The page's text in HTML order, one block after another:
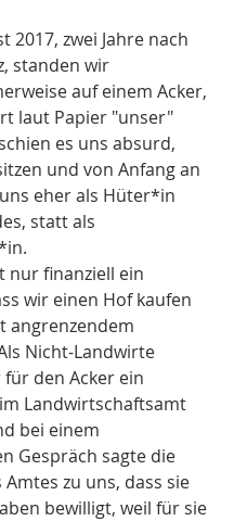
2017, zwei Jahre nach
standen wir
auf einem Acker,
laut Papier "unser"
es uns absurd,
und von Anfang an
eher als Hüter*in
statt als
nur finanziell ein
wir einen Hof kaufen
angrenzendem
Nicht-Landwirte
den Acker ein
Landwirtschaftsamt
bei einem
Gespräch sagte die
zu uns, dass sie
bewilligt, weil für sie